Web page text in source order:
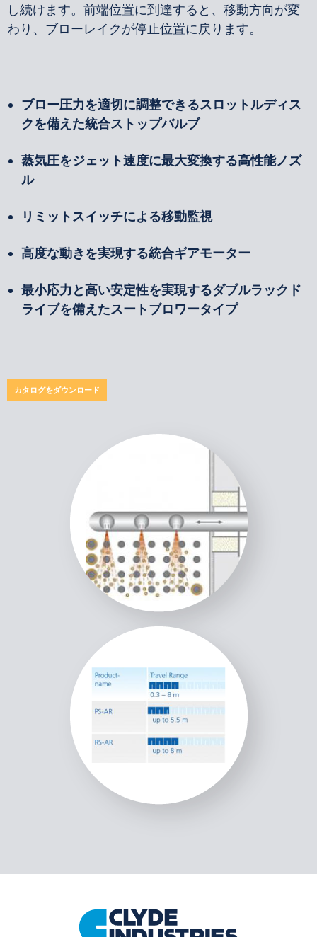
し続けます。前端位置に到達すると、移動方向が変
わり、ブローレイクが停止位置に戻ります。
ブロー圧力を適切に調整できるスロットルディス
クを備えた統合ストップバルブ
蒸気圧をジェット速度に最大変換する高性能ノズ
ル
リミットスイッチによる移動監視
高度な動きを実現する統合ギアモーター
最小応力と高い安定性を実現するダブルラックド
ライブを備えたスートブロワータイプ
カタログをダウンロード